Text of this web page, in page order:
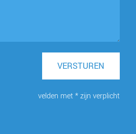
VERSTUREN
velden met * zijn verplicht